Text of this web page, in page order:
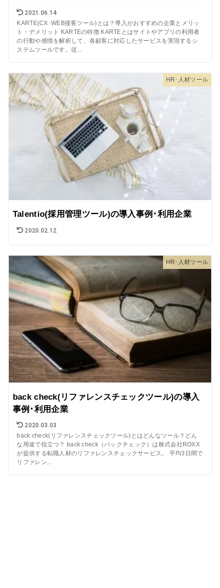
2021.06.14
KARTE(CX･WEB接客ツール)とは？導入がおすすめの企業とメリッ
ト・デメリット KARTEの特徴 KARTEとはサイトやアプリの利用者
の行動や感情を解析して、各顧客に対応したサービスを実現するシ
ステムツールです。従...
HR･人材ツール
Talentio(採用管理ツール)の導入事例･利用企業
2020.02.12
HR･人材ツール
back check(リファレンスチェックツール)の導入
事例･利用企業
2020.03.03
back check(リファレンスチェックツール)とはどんなツール？どん
な用途で役立つ？ back check（バックチェック）は株式会社ROXX
が提供する転職人材のリファレンスチェックサービス。 平均3日間で
リファレン...